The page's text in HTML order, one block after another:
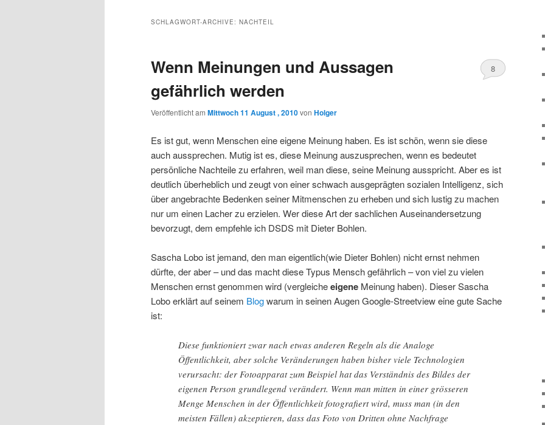
wechseln
SCHLAGWORT-ARCHIVE: NACHTEIL
Wenn Meinungen und Aussagen
gefährlich werden
Veröffentlicht am Mittwoch 11 August , 2010von Holger
8
Es ist gut, wenn Menschen eine eigene Meinung haben. Es ist schön, wenn sie diese
auch aussprechen. Mutig ist es, diese Meinung auszusprechen, wenn es bedeutet
persönliche Nachteile zu erfahren, weil man diese, seine Meinung ausspricht. Aber es ist
deutlich überheblich und zeugt von einer schwach ausgeprägten sozialen Intelligenz, sich
über angebrachte Bedenken seiner Mitmenschen zu erheben und sich lustig zu machen
nur um einen Lacher zu erzielen. Wer diese Art der sachlichen Auseinandersetzung
bevorzugt, dem empfehle ich DSDS mit Dieter Bohlen.
Sascha Lobo ist jemand, den man eigentlich(wie Dieter Bohlen) nicht ernst nehmen
dürfte, der aber – und das macht diese Typus Mensch gefährlich – von viel zu vielen
Menschen ernst genommen wird (vergleicheeigene Meinung haben). Dieser Sascha
Lobo erklärt auf seinem Blogwarum in seinen Augen Google-Streetview eine gute Sache
ist:
Diese funktioniert zwar nach etwas anderen Regeln als die Analoge
Öffentlichkeit, aber solche Veränderungen haben bisher viele Technologien
verursacht: der Fotoapparat zum Beispiel hat das Verständnis des Bildes der
eigenen Person grundlegend verändert. Wenn man mitten in einer grösseren
Menge Menschen in der Öffentlichkeit fotografiert wird, muss man (in den
meisten Fällen) akzeptieren, dass das Foto von Dritten ohne Nachfrage